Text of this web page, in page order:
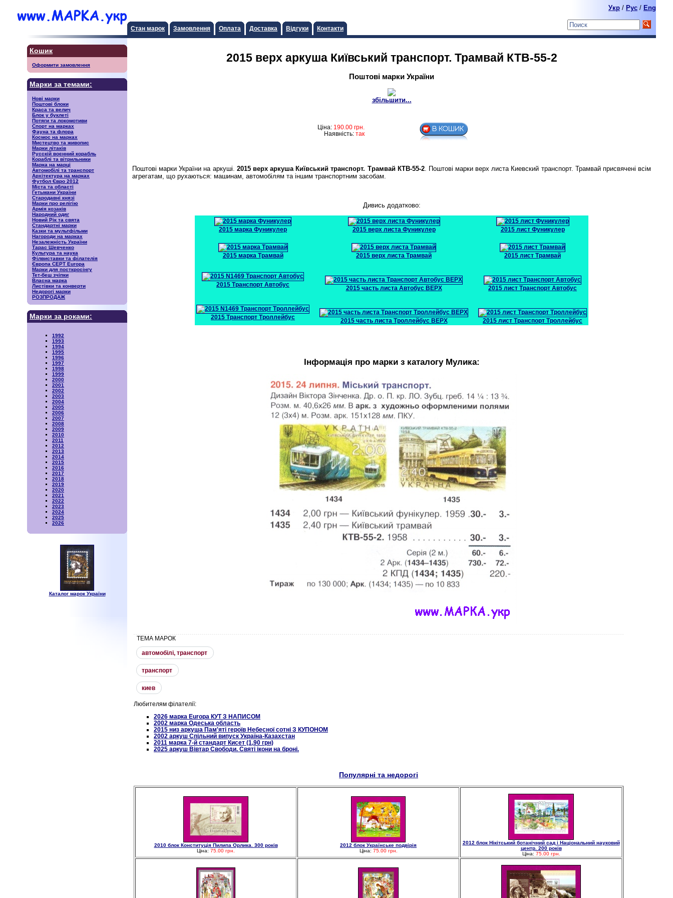
Стан марок Замовлення Оплата Доставка Відгуки Контакти
Укр / Pyc / Eng
Кошик
Оформити замовлення
Марки за темами:
Нові марки
Поштові блоки
Краса та велич
Блок у буклеті
Потяги та локомотиви
Спорт на марках
Фауна та флора
Космос на марках
Мистецтво та живопис
Марки літаків
Русскiй воєнний корабль
Кораблі та вітрильники
Марка на марці
Автомобілі та транспорт
Архітектура на марках
Футбол Євро 2012
Міста та області
Гетьмани України
Стародавні князі
Марки про релігію
Армія козаків
Народний одяг
Новий Рік та свята
Стандартні марки
Казки та мультфільми
Нагороди на марках
Незалежність України
Тарас Шевченко
Культура та наука
Філвиставки та філателія
Європа CEPT Europa
Марки для посткросінгу
Тет-беш зчіпки
Власна марка
Листівки та конверти
Недорогі марки
РОЗПРОДАЖ
Марки за роками:
1992
1993
1994
1995
1996
1997
1998
1999
2000
2001
2002
2003
2004
2005
2006
2007
2008
2009
2010
2011
2012
2013
2014
2015
2016
2017
2018
2019
2020
2021
2022
2023
2024
2025
2026
Каталог марок України
2015 верх аркуша Київський транспорт. Трамвай КТВ-55-2
Поштові марки України
збільшити...
Ціна: 190.00 грн.
Наявність: так
Поштові марки України на аркуші. 2015 верх аркуша Київський транспорт. Трамвай КТВ-55-2. Поштові марки верх листа Киевский транспорт. Трамвай присвячені всім
агрегатам, що рухаються: машинам, автомобілям та іншим транспортним засобам.
Дивись додатково:
2015 марка Фуникулер 2015 верх листа Фуникулер 2015 лист Фуникулер
2015 марка Трамвай 2015 верх листа Трамвай 2015 лист Трамвай
2015 Транспорт Автобус
2015 часть листа Автобус ВЕРХ 2015 лист Транспорт Автобус
2015 Транспорт Троллейбус
2015 часть листа Троллейбус ВЕРХ 2015 лист Транспорт Троллейбус
Інформація про марки з каталогу Мулика:
ТЕМА МАРОК
автомобiлi, транспорт
транспорт
киев
Любителям філателії:
2026 марка Europa КУТ З НАПИСОМ
2002 марка Одеська область
2015 низ аркуша Пам'яті героїв Небесної сотні З КУПОНОМ
2002 аркуш Спільний випуск Україна-Казахстан
2011 марка 7-й стандарт Кисет (1,90 грн)
2025 аркуш Вівтар Свободи. Святі ікони на броні.
Популярні та недорогі
2010 блок Конституція Пилипа Орлика. 300 років
Ціна: 75.00 грн.
2012 блок Українське подвірія
Ціна: 75.00 грн.
2012 блок Нікітський ботанічний сад і Національний науковий
центр. 200 років
Ціна: 75.00 грн.